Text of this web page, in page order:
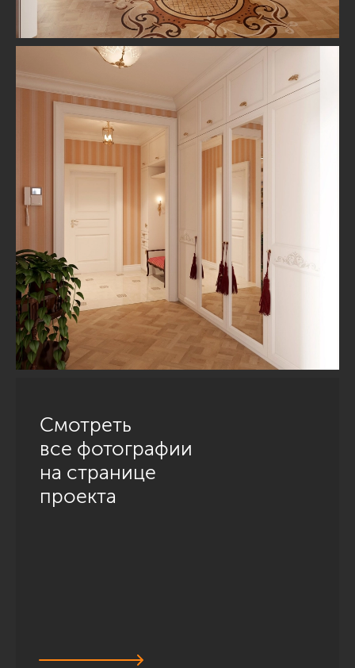
Смотреть
все фотографии
на странице
проекта